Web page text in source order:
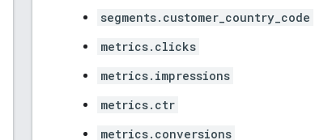
segments.customer_country_code
metrics.clicks
metrics.impressions
metrics.ctr
metrics.conversions